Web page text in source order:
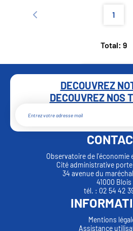
1
Total: 9
DECOUVREZ
DECOUVREZ NOS
Observatoire de l'économie
Cité administrative porte
34 avenue du
41000 Blois
tél. : 02 54 42
Mentions
Assistance